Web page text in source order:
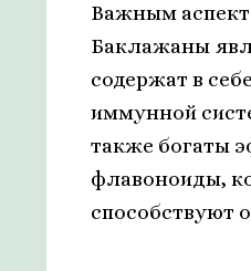
Важным
Баклажаны
содержат в
иммунной
также богаты
флавоноиды,
способствуют